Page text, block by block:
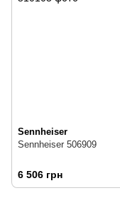
Sennheiser
Sennheiser 506909
6 506 грн